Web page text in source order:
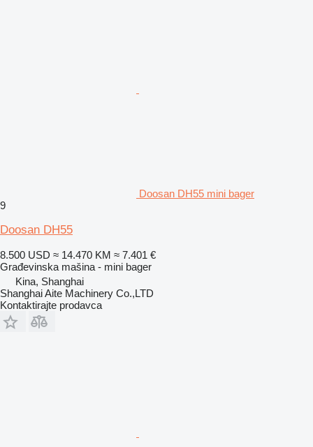
Doosan DH55 mini bager
9
Doosan DH55
8.500 USD ≈ 14.470 KM ≈ 7.401 €
Građevinska mašina - mini bager
Kina, Shanghai
Shanghai Aite Machinery Co.,LTD
Kontaktirajte prodavca